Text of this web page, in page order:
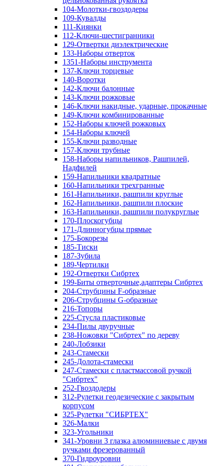
104-Молотки-гвоздодеры
109-Кувалды
111-Киянки
112-Ключи-шестигранники
129-Отвертки диэлектрические
133-Наборы отверток
1351-Наборы инструмента
137-Ключи торцевые
140-Воротки
142-Ключи балонные
143-Ключи рожковые
146-Ключи накидные, ударные, прокачные
149-Ключи комбинированные
152-Наборы ключей рожковых
154-Наборы ключей
155-Ключи разводные
157-Ключи трубные
158-Наборы напильников, Рашпилей,
Надфилей
159-Напильники квадратные
160-Напильники трехгранные
161-Напильники, рашпили круглые
162-Напильники, рашпили плоские
163-Напильники, рашпили полукруглые
170-Плоскогубцы
171-Длинногубцы прямые
175-Бокорезы
185-Тиски
187-Зубила
189-Чертилки
192-Отвертки Сибртех
199-Биты отверточные,адаптеры Сибртех
204-Струбцины F-образные
206-Струбцины G-образные
216-Топоры
225-Стусла пластиковые
234-Пилы двуручные
238-Ножовки "Сибртех" по дереву
240-Лобзики
243-Стамески
245-Долота-стамески
247-Стамески с пластмассовой ручкой
"Сибртех"
252-Гвоздодеры
312-Рулетки геодезические с закрытым
корпусом
325-Рулетки "СИБРТЕХ"
326-Малки
323-Угольники
341-Уровни 3 глазка алюминиевые с двумя
ручками фрезерованный
370-Гидроуровни